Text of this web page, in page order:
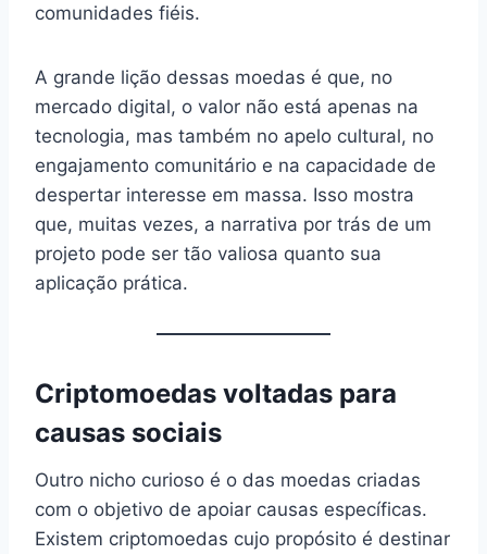
comunidades fiéis.
A grande lição dessas moedas é que, no
mercado digital, o valor não está apenas na
tecnologia, mas também no apelo cultural, no
engajamento comunitário e na capacidade de
despertar interesse em massa. Isso mostra
que, muitas vezes, a narrativa por trás de um
projeto pode ser tão valiosa quanto sua
aplicação prática.
Criptomoedas voltadas para
causas sociais
Outro nicho curioso é o das moedas criadas
com o objetivo de apoiar causas específicas.
Existem criptomoedas cujo propósito é destinar